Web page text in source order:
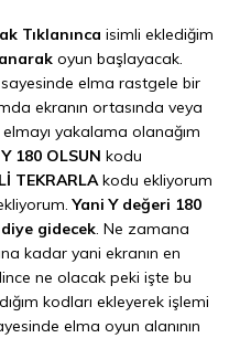
Tıklanınca isimli eklediğim
oyun başlayacak.
elma rastgele bir
ekranın ortasında veya
yakalama olanağım
Y 180 OLSUN kodu
TEKRARLAkodu ekliyorum
Yani Y değeri 180
gidecek. Ne zamana
kadar yani ekranın en
ne olacak peki işte bu
kodları ekleyerek işlemi
elma oyun alanının